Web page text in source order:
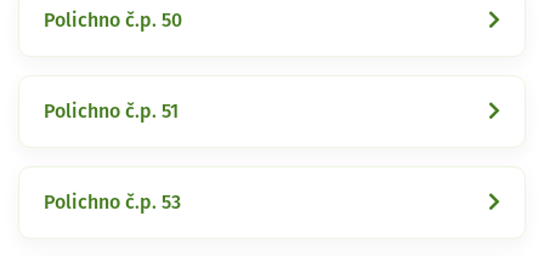
Polichno č.p. 50
Polichno č.p. 51
Polichno č.p. 53